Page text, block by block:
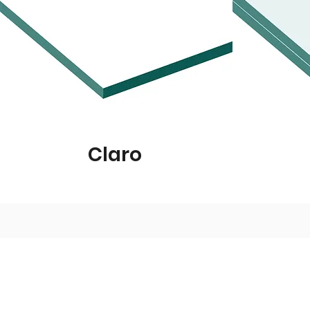
Claro